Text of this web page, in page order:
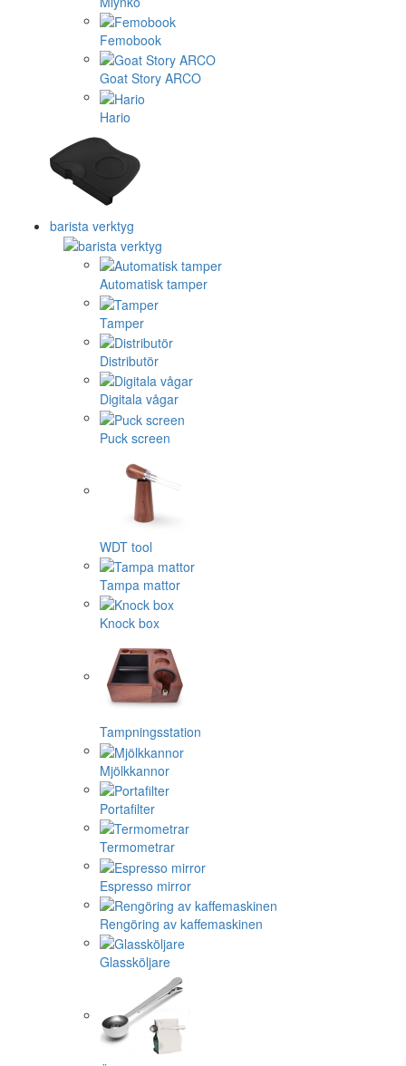
Femobook
Goat Story ARCO
Hario
barista verktyg
Automatisk tamper
Tamper
Distributör
Digitala vågar
Puck screen
WDT tool
Tampa mattor
Knock box
Tampningsstation
Mjölkkannor
Portafilter
Termometrar
Espresso mirror
Rengöring av kaffemaskinen
Glassköljare